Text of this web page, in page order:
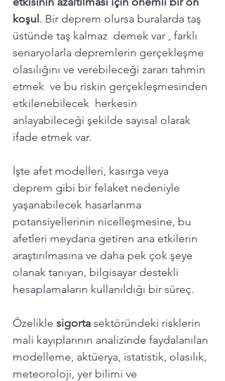
koşul. Bir deprem olursa buralarda taş
üstünde taş kalmaz  demek var , farklı
senaryolarla depremlerin gerçekleşme
olasılığını ve verebileceği zararı tahmin
etmek  ve bu riskin gerçekleşmesinden
etkilenebilecek  herkesin
anlayabileceği şekilde sayısal olarak
ifade etmek var.
İşte afet modelleri, kasırga veya
deprem gibi bir felaket nedeniyle
yaşanabilecek hasarlanma
potansiyellerinin nicelleşmesine, bu
afetleri meydana getiren ana etkilerin
araştırılmasına ve daha pek çok şeye
olanak tanıyan, bilgisayar destekli
hesaplamaların kullanıldığı bir süreç.
Özelikle sigorta sektöründeki risklerin
mali kayıplarının analizinde faydalanılan
modelleme, aktüerya, istatistik, olasılık,
meteoroloji, yer bilimi ve